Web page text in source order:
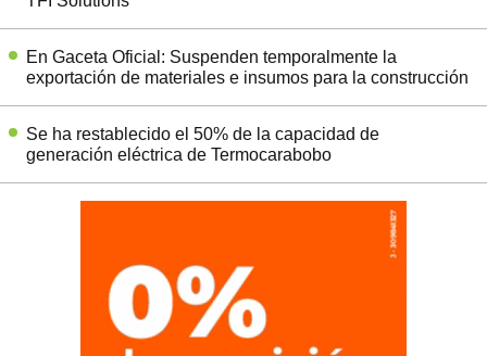
En Gaceta Oficial: Suspenden temporalmente la
exportación de materiales e insumos para la construcción
Se ha restablecido el 50% de la capacidad de
generación eléctrica de Termocarabobo